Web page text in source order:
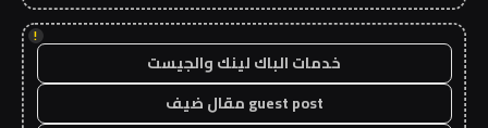
!
خدمات الباك لينك والجيست
guest post مقال ضيف